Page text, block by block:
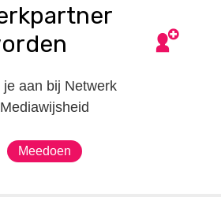
je aan bij Netwerk
Mediawijsheid
Meedoen